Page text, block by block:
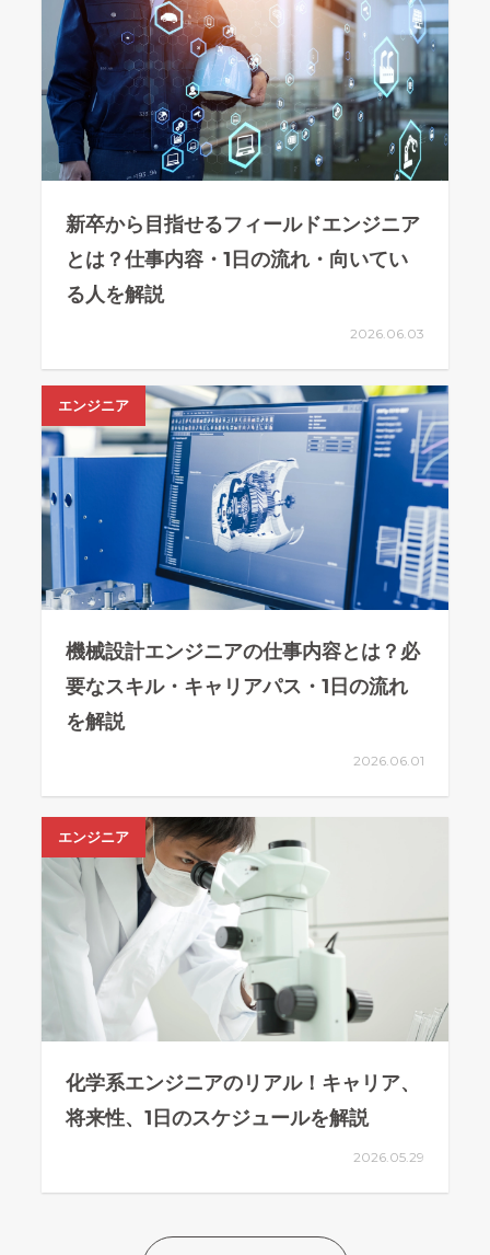
新卒から目指せるフィールドエンジニア
とは？仕事内容・1日の流れ・向いてい
る人を解説
2026.06.03
エンジニア
機械設計エンジニアの仕事内容とは？必
要なスキル・キャリアパス・1日の流れ
を解説
2026.06.01
エンジニア
化学系エンジニアのリアル！キャリア、
将来性、1日のスケジュールを解説
2026.05.29